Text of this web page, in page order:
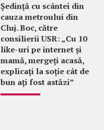
Ședință cu scântei din
cauza metroului din
Cluj. Boc, către
consilierii USR: „Cu 10
like-uri pe internet și
mamă, mergeți acasă,
explicați la soție cât de
bun ați fost astăzi”